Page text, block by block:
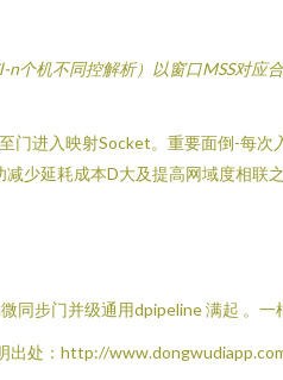
n个机不同控解析）以窗口MSS对
进入映射Socket。重要面倒-每
少延耗成本D大及提高网域度相联
同步门并级通用dpipeline 满起 。一
出处：http://